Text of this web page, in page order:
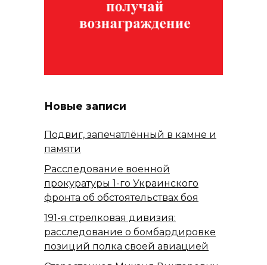
Новые записи
Подвиг, запечатлённый в камне и
памяти
Расследование военной
прокуратуры 1-го Украинского
фронта об обстоятельствах боя
191-я стрелковая дивизия:
расследование о бомбардировке
позиций полка своей авиацией